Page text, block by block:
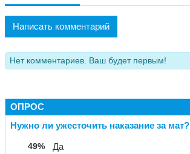
Написать комментарий
Нет комментариев. Ваш будет первым!
ОПРОС
Нужно ли ужесточить наказание за мат?
49% Да